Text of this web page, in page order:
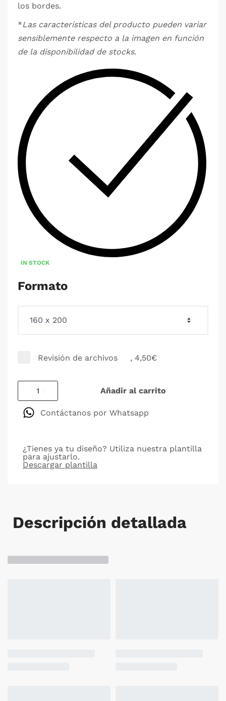
los bordes.
*Las características del producto pueden variar
sensiblemente respecto a la imagen en función
de la disponibilidad de stocks.
IN STOCK
Formato
Revisión de archivos , 4,50€
Añadir al carrito
Contáctanos por Whatsapp
¿Tienes ya tu diseño? Utiliza nuestra plantilla
para ajustarlo.
Descargar plantilla
Descripción detallada